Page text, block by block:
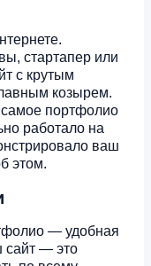
стартапер или
с крутым
козырем.
самое портфолио
работало на
ваш
этом.
— удобная
сайт — это